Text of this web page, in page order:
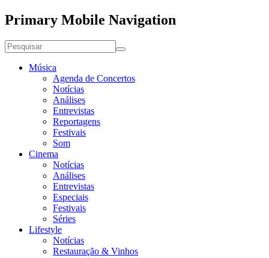
Primary Mobile Navigation
Música
Agenda de Concertos
Notícias
Análises
Entrevistas
Reportagens
Festivais
Som
Cinema
Notícias
Análises
Entrevistas
Especiais
Festivais
Séries
Lifestyle
Notícias
Restauração & Vinhos